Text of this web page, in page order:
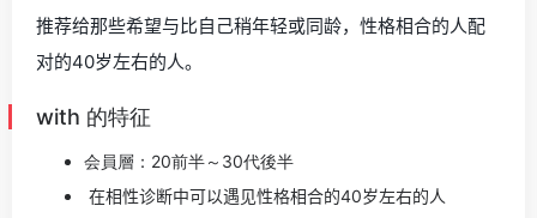
推荐给那些希望与比自己稍年轻或同龄，性格相合的人配
对的40岁左右的人。
with 的特征
会員層：20前半～30代後半
在相性诊断中可以遇见性格相合的40岁左右的人